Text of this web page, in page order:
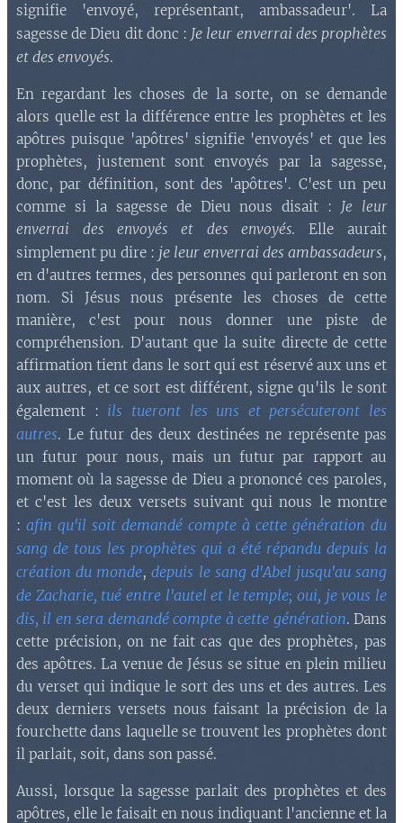
signifie 'envoyé, représentant, ambassadeur'. La
sagesse de Dieu dit donc : Je leur enverrai des prophètes
et des envoyés.
En regardant les choses de la sorte, on se demande
alors quelle est la différence entre les prophètes et les
apôtres puisque 'apôtres' signifie 'envoyés' et que les
prophètes, justement sont envoyés par la sagesse,
donc, par définition, sont des 'apôtres'. C'est un peu
comme si la sagesse de Dieu nous disait : Je leur
enverrai des envoyés et des envoyés. Elle aurait
simplement pu dire : je leur enverrai des ambassadeurs,
en d'autres termes, des personnes qui parleront en son
nom. Si Jésus nous présente les choses de cette
manière, c'est pour nous donner une piste de
compréhension. D'autant que la suite directe de cette
affirmation tient dans le sort qui est réservé aux uns et
aux autres, et ce sort est différent, signe qu'ils le sont
également : ils tueront les uns et persécuteront les
autres. Le futur des deux destinées ne représente pas
un futur pour nous, mais un futur par rapport au
moment où la sagesse de Dieu a prononcé ces paroles,
et c'est les deux versets suivant qui nous le montre
: afin qu'il soit demandé compte à cette génération du
sang de tous les prophètes qui a été répandu depuis la
création du monde,depuis le sang d'Abel jusqu'au sang
de Zacharie, tué entre l'autel et le temple; oui, je vous le
dis, il en sera demandé compte à cette génération. Dans
cette précision, on ne fait cas que des prophètes, pas
des apôtres. La venue de Jésus se situe en plein milieu
du verset qui indique le sort des uns et des autres. Les
deux derniers versets nous faisant la précision de la
fourchette dans laquelle se trouvent les prophètes dont
il parlait, soit, dans son passé.
Aussi, lorsque la sagesse parlait des prophètes et des
apôtres, elle le faisait en nous indiquant l'ancienne et la